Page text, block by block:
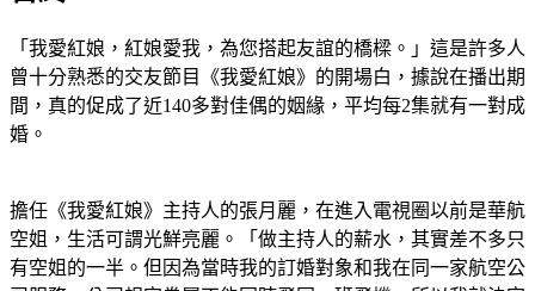
「我愛紅娘，紅娘愛我，為您搭起友誼的橋樑。」這是許多人
曾十分熟悉的交友節目《我愛紅娘》的開場白，據說在播出期
間，真的促成了近140多對佳偶的姻緣，平均每2集就有一對成
婚。
擔任《我愛紅娘》主持人的張月麗，在進入電視圈以前是華航
空姐，生活可謂光鮮亮麗。「做主持人的薪水，其實差不多只
有空姐的一半。但因為當時我的訂婚對象和我在同一家航空公